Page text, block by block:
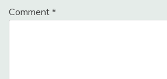
Comment *